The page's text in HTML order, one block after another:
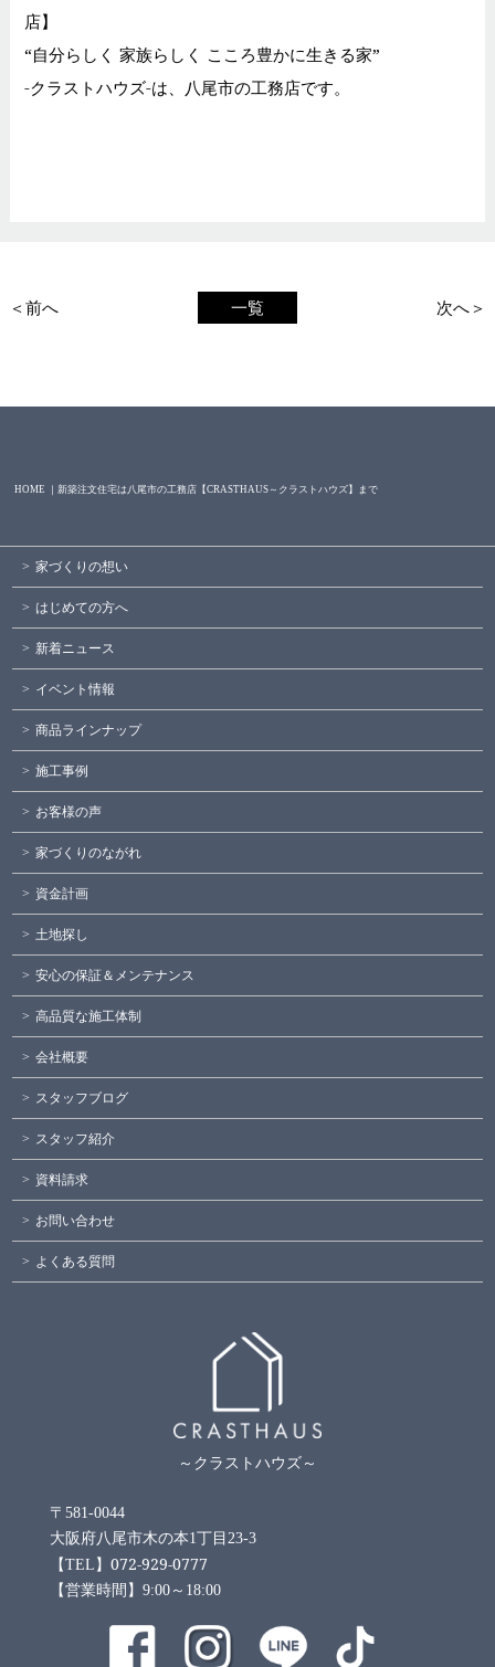
店】
“自分らしく 家族らしく こころ豊かに生きる家”
-クラストハウズ-は、八尾市の工務店です。
一覧
＜前へ 次へ＞
HOME ｜新築注文住宅は八尾市の工務店【CRASTHAUS～クラストハウズ】まで
家づくりの想い
はじめての方へ
新着ニュース
イベント情報
商品ラインナップ
施工事例
お客様の声
家づくりのながれ
資金計画
土地探し
安心の保証＆メンテナンス
高品質な施工体制
会社概要
スタッフブログ
スタッフ紹介
資料請求
お問い合わせ
よくある質問
～クラストハウズ～
〒581-0044
大阪府八尾市木の本1丁目23-3
【TEL】072-929-0777
【営業時間】9:00～18:00